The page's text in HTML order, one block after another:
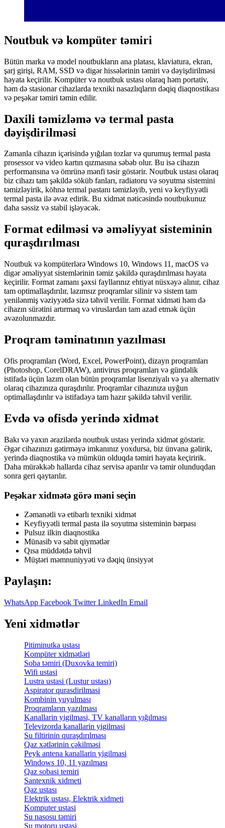
Noutbuk və kompüter təmiri
Bütün marka və model noutbukların ana platası, klaviatura, ekran,
şarj girişi, RAM, SSD və digər hissələrinin təmiri və dəyişdirilməsi
həyata keçirilir. Kompüter və noutbuk ustası olaraq həm portativ,
həm də stasionar cihazlarda texniki nasazlıqların dəqiq diaqnostikası
və peşəkar təmiri təmin edilir.
Daxili təmizləmə və termal pasta
dəyişdirilməsi
Zamanla cihazın içərisində yığılan tozlar və qurumuş termal pasta
prosessor və video kartın qızmasına səbəb olur. Bu isə cihazın
performansına və ömrünə mənfi təsir göstərir. Noutbuk ustası olaraq
biz cihazı tam şəkildə söküb fanları, radiatoru və soyutma sistemini
təmizləyirik, köhnə termal pastanı təmizləyib, yeni və keyfiyyətli
termal pasta ilə əvəz edirik. Bu xidmət nəticəsində noutbukunuz
daha səssiz və stabil işləyəcək.
Format edilməsi və əməliyyat sisteminin
quraşdırılması
Noutbuk və kompüterlərə Windows 10, Windows 11, macOS və
digər əməliyyat sistemlərinin təmiz şəkildə quraşdırılması həyata
keçirilir. Format zamanı şəxsi fayllarınız ehtiyat nüsxəyə alınır, cihaz
tam optimallaşdırılır, lazımsız proqramlar silinir və sistem tam
yenilənmiş vəziyyətdə sizə təhvil verilir. Format xidməti həm də
cihazın sürətini artırmaq və viruslardan tam azad etmək üçün
əvəzolunmazdır.
Proqram təminatının yazılması
Ofis proqramları (Word, Excel, PowerPoint), dizayn proqramları
(Photoshop, CorelDRAW), antivirus proqramları və gündəlik
istifadə üçün lazım olan bütün proqramlar lisenziyalı və ya alternativ
olaraq cihazınıza quraşdırılır. Proqramlar cihazınıza uyğun
optimallaşdırılır və istifadəyə tam hazır şəkildə təhvil verilir.
Evdə və ofisdə yerində xidmət
Bakı və yaxın ərazilərdə noutbuk ustası yerində xidmət göstərir.
Əgər cihazınızı gətirməyə imkanınız yoxdursa, biz ünvana gəlirik,
yerində diaqnostika və mümkün olduqda təmiri həyata keçiririk.
Daha mürəkkəb hallarda cihaz servisə aparılır və təmir olunduqdan
sonra geri qaytarılır.
Peşəkar xidmətə görə məni seçin
Zəmanətli və etibarlı texniki xidmət
Keyfiyyətli termal pasta ilə soyutma sisteminin bərpası
Pulsuz ilkin diaqnostika
Münasib və sabit qiymətlər
Qısa müddətdə təhvil
Müştəri məmnuniyyəti və dəqiq ünsiyyət
Paylaşın:
WhatsApp Facebook TwitterLinkedIn Email
Yeni xidmətlər
Pitiminutka ustası
Kompüter xidmətləri
Soba təmiri (Duxovka temiri)
Wifi ustasi
Lustra ustasi (Lustur ustası)
Aspirator qurasdirilmasi
Kombinin yuyulması
Proqramların yazılması
Kanallarin yigilmasi, TV kanalların yığılması
Televizorda kanallarin yigilmasi
Su filtirinin quraşdırılması
Qaz xətlərinin çəkilməsi
Peyk antena kanallarin yigilmasi
Windows 10, 11 yazılması
Qaz sobasi temiri
Santexnik xidmeti
Qaz ustası
Elektrik ustası, Elektrik xidmeti
Komputer ustasi
Su nasosu təmiri
Su motoru ustasi